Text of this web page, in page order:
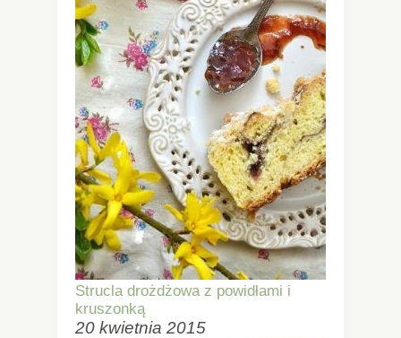
Strucla drożdżowa z powidłami i
kruszonką
20 kwietnia 2015